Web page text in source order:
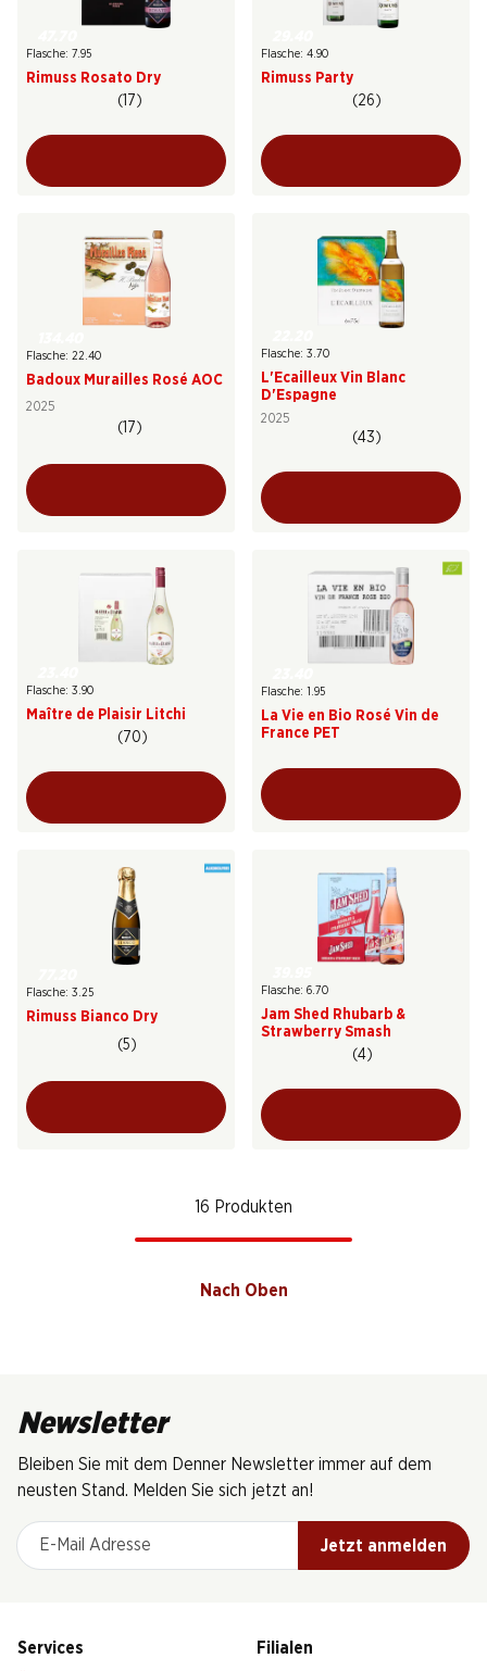
Flasche: 7.95
Rimuss Rosato Dry
(17)
Flasche: 4.90
Rimuss Party
(26)
Flasche: 22.40
Badoux Murailles Rosé AOC
2025
(17)
Flasche: 3.70
L'Ecailleux Vin Blanc
D'Espagne
2025
(43)
Flasche: 3.90
Maître de Plaisir Litchi
(70)
Flasche: 1.95
La Vie en Bio Rosé Vin de
France PET
Flasche: 3.25
Rimuss Bianco Dry
(5)
Flasche: 6.70
Jam Shed Rhubarb &
Strawberry Smash
(4)
16 Produkten
Nach Oben
Newsletter
Bleiben Sie mit dem Denner Newsletter immer auf dem
neusten Stand. Melden Sie sich jetzt an!
E-Mail Adresse
Jetzt anmelden
Services
Filialen